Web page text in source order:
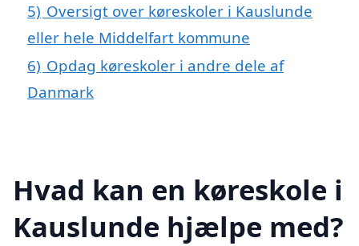
5) Oversigt over køreskoler i Kauslunde
eller hele Middelfart kommune
6) Opdag køreskoler i andre dele af
Danmark
Hvad kan en køreskole i
Kauslunde hjælpe med?